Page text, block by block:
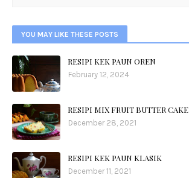
YOU MAY LIKE THESE POSTS
RESIPI KEK PAUN OREN
February 12, 2024
RESIPI MIX FRUIT BUTTER CAKE
December 28, 2021
RESIPI KEK PAUN KLASIK
December 11, 2021